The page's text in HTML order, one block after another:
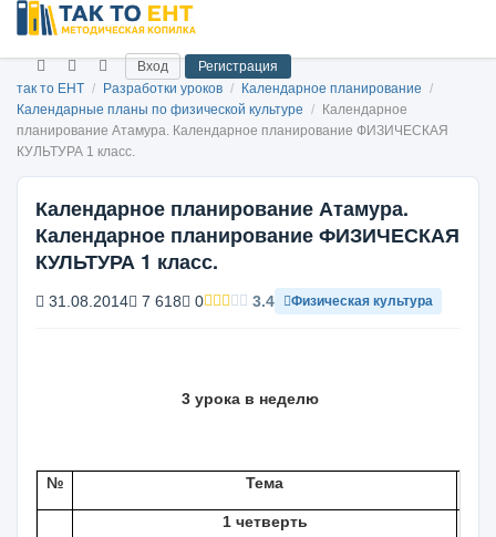
Вход
Регистрация
так то ЕНТ / Разработки уроков / Календарное планирование /
Календарные планы по физической культуре /
Календарное
планирование Атамура. Календарное планирование ФИЗИЧЕСКАЯ
КУЛЬТУРА 1 класс.
Календарное планирование Атамура.
Календарное планирование ФИЗИЧЕСКАЯ
КУЛЬТУРА 1 класс.
31.08.2014 7 618 0 3.4 Физическая культура
3 урока в неделю
№ Тема
1 четверть